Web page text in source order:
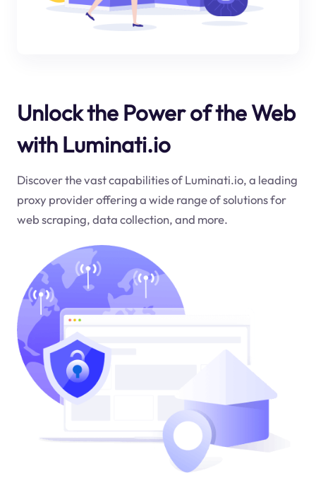
Unlock the Power of the Web
with Luminati.io
Discover the vast capabilities of Luminati.io, a leading
proxy provider offering a wide range of solutions for
web scraping, data collection, and more.